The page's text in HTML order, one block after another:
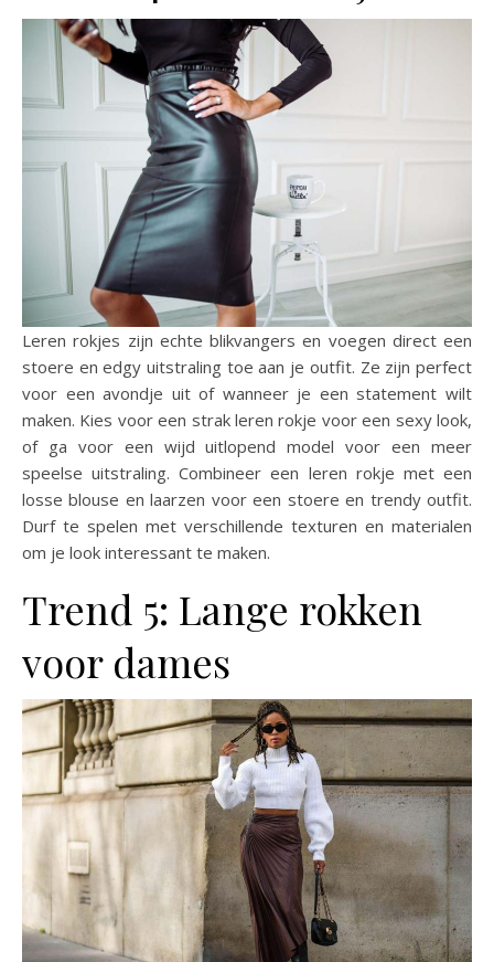
Leren rokjes zijn echte blikvangers en voegen direct een
stoere en edgy uitstraling toe aan je outfit. Ze zijn perfect
voor een avondje uit of wanneer je een statement wilt
maken. Kies voor een strak leren rokje voor een sexy look,
of ga voor een wijd uitlopend model voor een meer
speelse uitstraling. Combineer een leren rokje met een
losse blouse en laarzen voor een stoere en trendy outfit.
Durf te spelen met verschillende texturen en materialen
om je look interessant te maken.
Trend 5: Lange rokken
voor dames